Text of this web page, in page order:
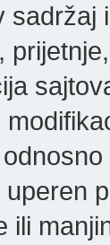
sadržaj
uperen
ili